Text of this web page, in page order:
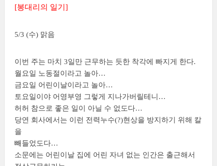
[봉대리의 일기]
5/3 (수) 맑음
이번 주는 마치 3일만 근무하는 듯한 착각에 빠지게 한다.
월요일 노동절이라고 놀아…
금요일 어린이날이라고 놀아…
토요일이야 어영부영 그렇게 지나가버릴테니…
허허 참으로 좋은 일이 아닐 수 없도다…
당연 회사에서는 이런 전력누수(?)현상을 방지하기 위해 칼
을
빼들었도다…
소문에는 어린이날 집에 어린 자녀 없는 인간은 출근해서